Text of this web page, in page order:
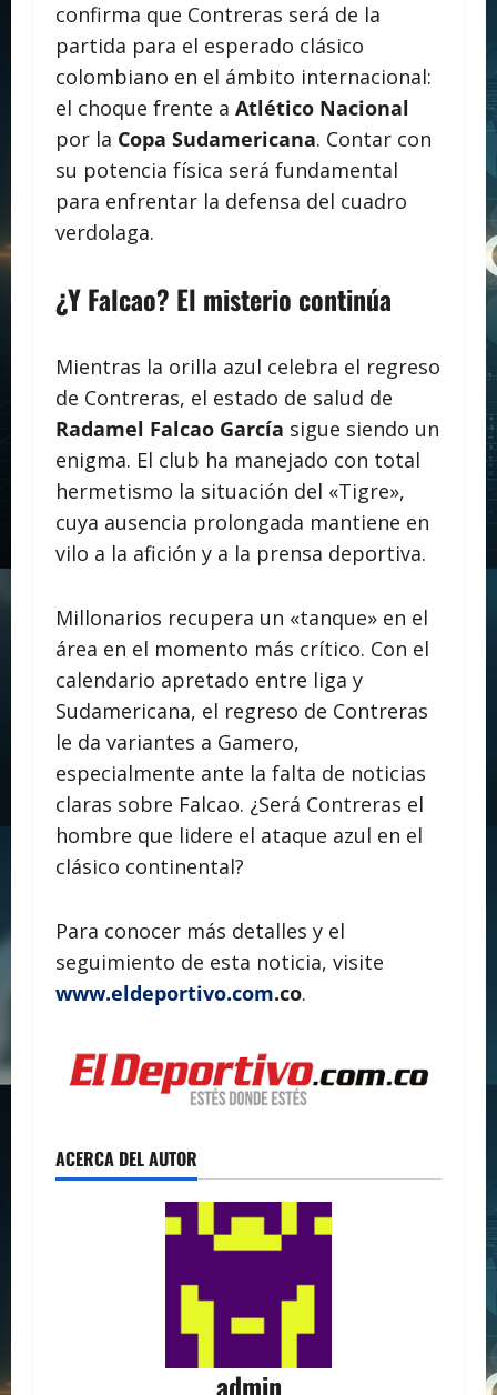
confirma que Contreras será de la
partida para el esperado clásico
colombiano en el ámbito internacional:
el choque frente a Atlético Nacional
por la Copa Sudamericana. Contar con
su potencia física será fundamental
para enfrentar la defensa del cuadro
verdolaga.
¿Y Falcao? El misterio continúa
Mientras la orilla azul celebra el regreso
de Contreras, el estado de salud de
Radamel Falcao García sigue siendo un
enigma. El club ha manejado con total
hermetismo la situación del «Tigre»,
cuya ausencia prolongada mantiene en
vilo a la afición y a la prensa deportiva.
Millonarios recupera un «tanque» en el
área en el momento más crítico. Con el
calendario apretado entre liga y
Sudamericana, el regreso de Contreras
le da variantes a Gamero,
especialmente ante la falta de noticias
claras sobre Falcao. ¿Será Contreras el
hombre que lidere el ataque azul en el
clásico continental?
Para conocer más detalles y el
seguimiento de esta noticia, visite
www.eldeportivo.com.co.
ACERCA DEL AUTOR
admin